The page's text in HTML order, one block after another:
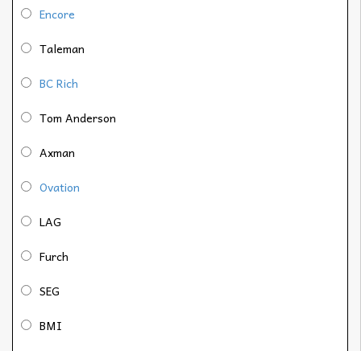
Encore
Taleman
BC Rich
Tom Anderson
Axman
Ovation
LAG
Furch
SEG
BMI